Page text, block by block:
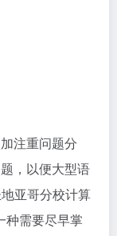
注重问题分
，以便大型语
亚哥分校计算
种需要尽早掌